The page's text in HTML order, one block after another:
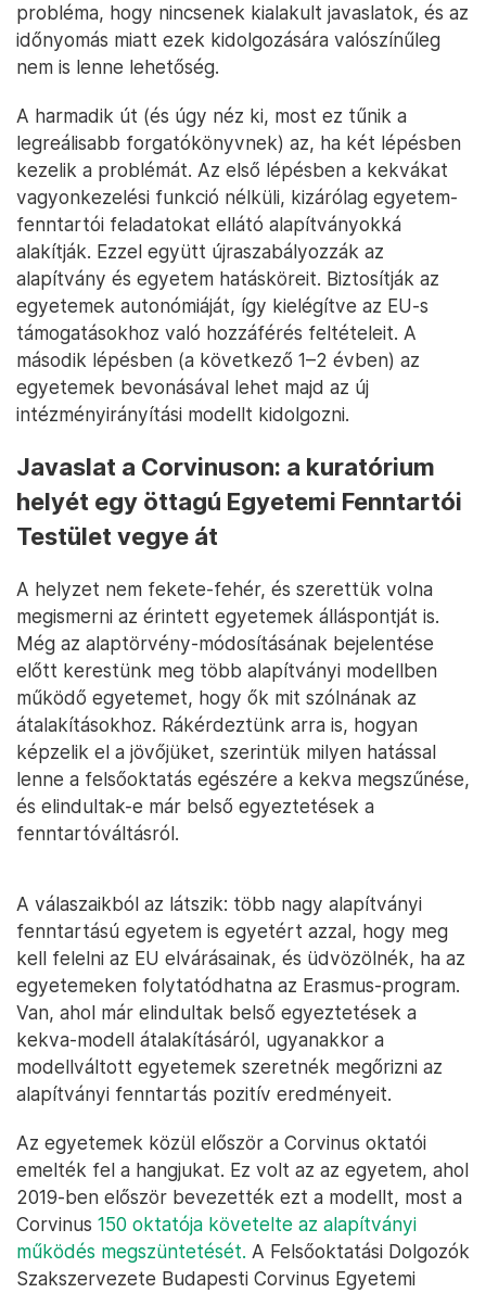
probléma, hogy nincsenek kialakult javaslatok, és az
időnyomás miatt ezek kidolgozására valószínűleg
nem is lenne lehetőség.
A harmadik út (és úgy néz ki, most ez tűnik a
legreálisabb forgatókönyvnek) az, ha két lépésben
kezelik a problémát. Az első lépésben a kekvákat
vagyonkezelési funkció nélküli, kizárólag egyetem-
fenntartói feladatokat ellátó alapítványokká
alakítják. Ezzel együtt újraszabályozzák az
alapítvány és egyetem hatásköreit. Biztosítják az
egyetemek autonómiáját, így kielégítve az EU-s
támogatásokhoz való hozzáférés feltételeit. A
második lépésben (a következő 1–2 évben) az
egyetemek bevonásával lehet majd az új
intézményirányítási modellt kidolgozni.
Javaslat a Corvinuson: a kuratórium
helyét egy öttagú Egyetemi Fenntartói
Testület vegye át
A helyzet nem fekete-fehér, és szerettük volna
megismerni az érintett egyetemek álláspontját is.
Még az alaptörvény-módosításának bejelentése
előtt kerestünk meg több alapítványi modellben
működő egyetemet, hogy ők mit szólnának az
átalakításokhoz. Rákérdeztünk arra is, hogyan
képzelik el a jövőjüket, szerintük milyen hatással
lenne a felsőoktatás egészére a kekva megszűnése,
és elindultak-e már belső egyeztetések a
fenntartóváltásról.
A válaszaikból az látszik: több nagy alapítványi
fenntartású egyetem is egyetért azzal, hogy meg
kell felelni az EU elvárásainak, és üdvözölnék, ha az
egyetemeken folytatódhatna az Erasmus-program.
Van, ahol már elindultak belső egyeztetések a
kekva-modell átalakításáról, ugyanakkor a
modellváltott egyetemek szeretnék megőrizni az
alapítványi fenntartás pozitív eredményeit.
Az egyetemek közül először a Corvinus oktatói
emelték fel a hangjukat. Ez volt az az egyetem, ahol
2019-ben először bevezették ezt a modellt, most a
Corvinus 150 oktatója követelte az alapítványi
működés megszüntetését. A Felsőoktatási Dolgozók
Szakszervezete Budapesti Corvinus Egyetemi